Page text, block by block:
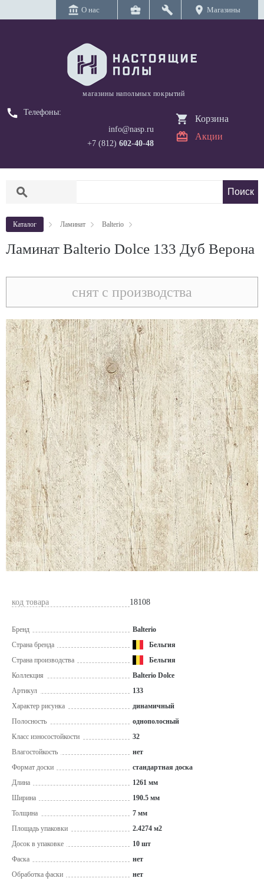
account_balance О нас business_center build location_on Магазины
магазины напольных покрытий
call
Телефоны:
info@nasp.ru
+7 (812) 602-40-48
Корзина
Акции
search
Каталог Ламинат Balterio
Ламинат Balterio Dolce 133 Дуб Верона
снят с производства
код товара 18108
Бренд
Balterio
Страна бренда
Бельгия
Страна производства
Бельгия
Коллекция
Balterio Dolce
Артикул
133
Характер рисунка
динамичный
Полосность
однополосный
Класс износостойкости
32
Влагостойкость
нет
Формат доски
стандартная доска
Длина
1261 мм
Ширина
190.5 мм
Толщина
7 мм
Площадь упаковки
2.4274 м2
Досок в упаковке
10 шт
Фаска
нет
Обработка фаски
нет